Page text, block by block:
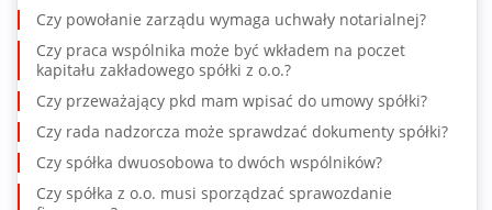
Czy powołanie zarządu wymaga uchwały notarialnej?
Czy praca wspólnika może być wkładem na poczet
kapitału zakładowego spółki z o.o.?
Czy przeważający pkd mam wpisać do umowy spółki?
Czy rada nadzorcza może sprawdzać dokumenty spółki?
Czy spółka dwuosobowa to dwóch wspólników?
Czy spółka z o.o. musi sporządzać sprawozdanie